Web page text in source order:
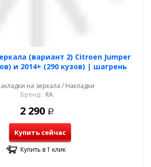
(вариант 2) Citroen Jumper
и 2014+ (290 кузов) | шагрень
на зеркала / Накладки
Бренд: RA
2 290 Р
Купить сейчас
Купить в 1 клик